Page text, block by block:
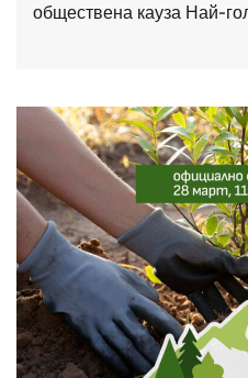
обществена кауза Най-